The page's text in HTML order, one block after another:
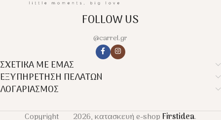
FOLLOW US
@carrel.gr
ΣΧΕΤΙΚΑ ΜΕ ΕΜΑΣ
ΕΞΥΠΗΡΕΤΗΣΗ ΠΕΛΑΤΩΝ
ΛΟΓΑΡΙΑΣΜΟΣ
Copyright 2026, κατασκευή e-shopFirstidea.